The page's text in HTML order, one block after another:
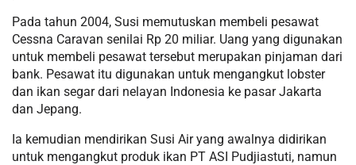
Pada tahun 2004, Susi memutuskan membeli pesawat
Cessna Caravan senilai Rp 20 miliar. Uang yang digunakan
untuk membeli pesawat tersebut merupakan pinjaman dari
bank. Pesawat itu digunakan untuk mengangkut lobster
dan ikan segar dari nelayan Indonesia ke pasar Jakarta
dan Jepang.
Ia kemudian mendirikan Susi Air yang awalnya didirikan
untuk mengangkut produk ikan PT ASI Pudjiastuti, namun